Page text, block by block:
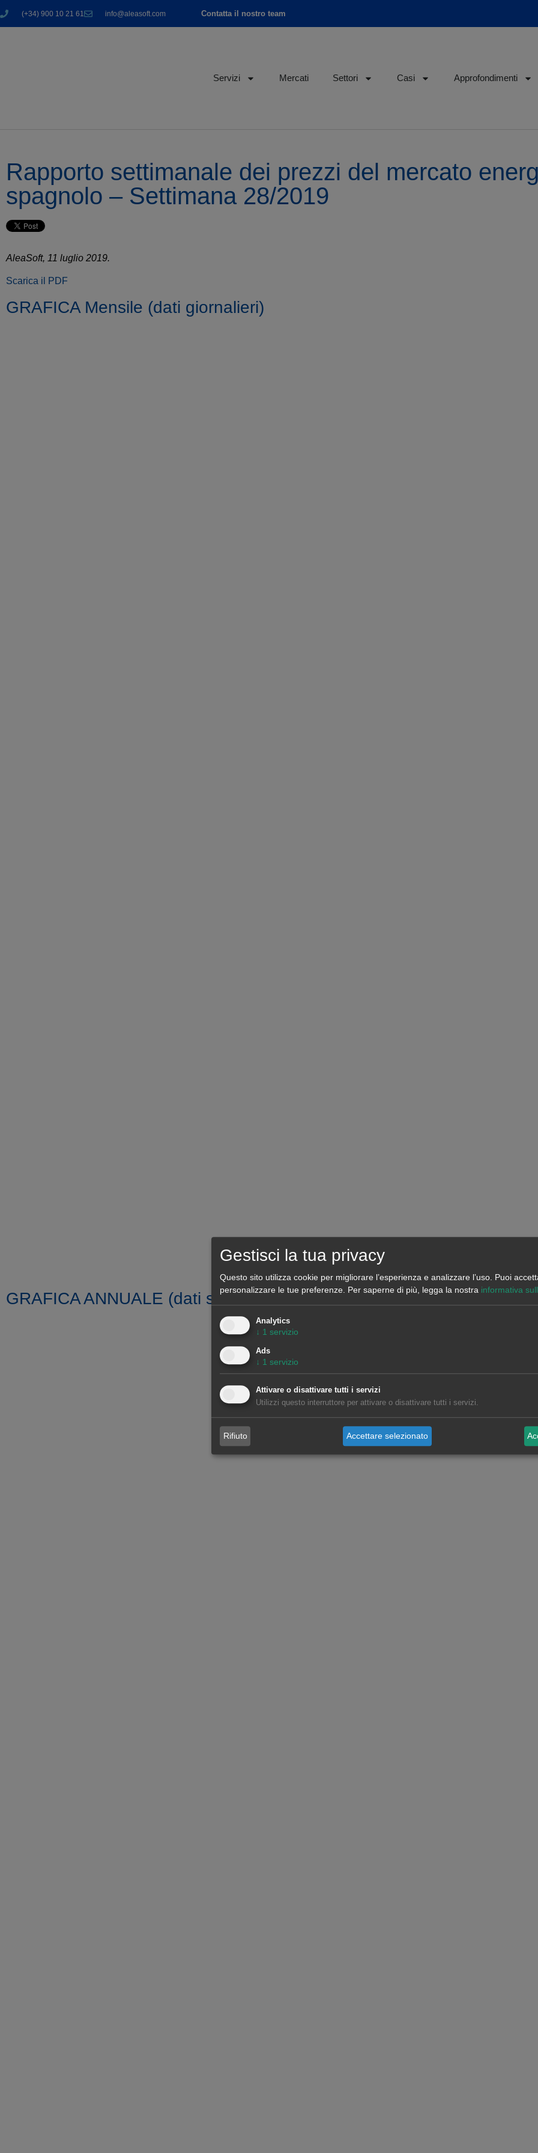
(+34) 900 10 21 61 info@aleasoft.com Contatta il nostro team
Servizi Mercati Settori Casi Approfondimenti
Rapporto settimanale dei prezzi del mercato
spagnolo – Settimana 28/2019
AleaSoft, 11 luglio 2019.
Scarica il PDF
GRAFICA Mensile (dati giornalieri)
GRAFICA ANNUALE (dati settimanali)
Gestisci la tua privacy
Questo sito utilizza cookie per migliorare l’esperienza e analizzare l’uso. Puoi
personalizzare le tue preferenze. Per saperne di più, legga la nostra informativa
Analytics
↓ 1 servizio
Ads
↓ 1 servizio
Attivare o disattivare tutti i servizi
Utilizzi questo interruttore per attivare o disattivare tutti i servizi.
Rifiuto Accettare selezionato